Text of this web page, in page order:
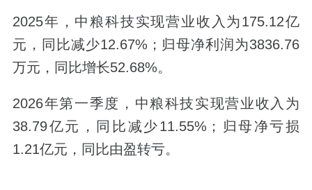
2025年，中粮科技实现营业收入为175.12亿
元，同比减少12.67%；归母净利润为3836.76
万元，同比增长52.68%。
2026年第一季度，中粮科技实现营业收入为
38.79亿元，同比减少11.55%；归母净亏损
1.21亿元，同比由盈转亏。